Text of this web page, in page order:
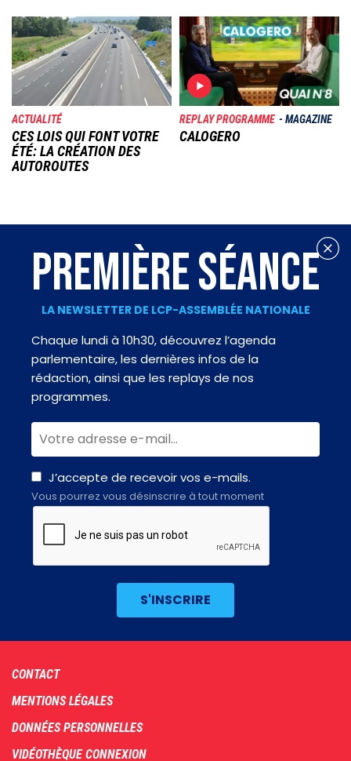
Image
ACTUALITÉ
CES LOIS QUI FONT VOTRE
ÉTÉ: LA CRÉATION DES
AUTOROUTES
Image
REPLAY PROGRAMME MAGAZINE
CALOGERO
PREMIÈRE SÉANCE
LA NEWSLETTER DE LCP-ASSEMBLÉE NATIONALE
Chaque lundi à 10h30, découvrez l’agenda
parlementaire, les dernières infos de la
rédaction, ainsi que les replays de nos
programmes.
J’accepte de recevoir vos e-mails.
Vous pourrez vous désinscrire à tout moment
Footer
menu
CONTACT
MENTIONS LÉGALES
DONNÉES PERSONNELLES
VIDÉOTHÈQUE CONNEXION